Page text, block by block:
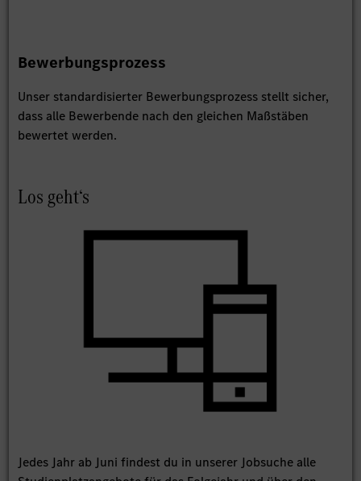
Bewerbungsprozess
Unser standardisierter Bewerbungsprozess stellt sicher,
dass alle Bewerbende nach den gleichen Maßstäben
bewertet werden.
Los geht‘s
Jedes Jahr ab Juni findest du in unserer Jobsuche alle